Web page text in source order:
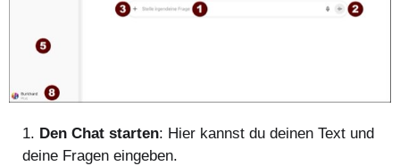
1. Den Chat starten: Hier kannst du deinen Text und
deine Fragen eingeben.